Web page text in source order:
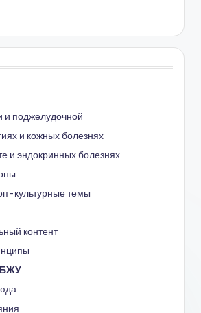
и поджелудочной
и кожных болезнях
и эндокринных болезнях
культурные темы
контент
БЖУ